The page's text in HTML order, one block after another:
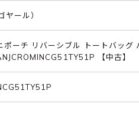
ヤール）
ポーチ リバーシブル トートバッグ
【中古】